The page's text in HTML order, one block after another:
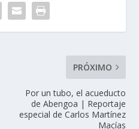
PRÓXIMO
Por un tubo, el acueducto
de Abengoa | Reportaje
especial de Carlos Martínez
Macías